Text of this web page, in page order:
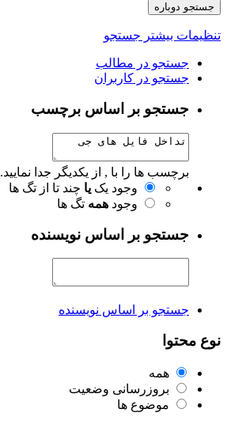
جستجو دوباره
تنظیمات بیشتر جستجو
جستجو در مطالب
جستجو در کاربران
جستجو بر اساس برچسب
برچسب ها را با , از یکدیگر جدا نمایید.
وجود یک یا چند تا از تگ ها
وجود همه تگ ها
جستجو بر اساس نویسنده
جستجو بر اساس نویسنده
نوع محتوا
همه
بروزرسانی وضعیت
موضوع ها